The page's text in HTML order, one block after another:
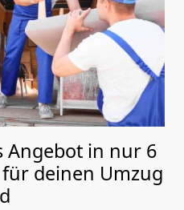
Angebot in nur 6
deinen Umzug